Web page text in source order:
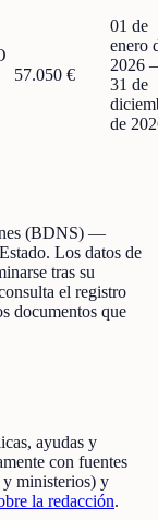
57.050 €
01 de
enero
2026
31 de
de
(BDNS) —
. Los datos de
tras su
el registro
documentos que
ayudas y
con fuentes
ministerios) y
la redacción.